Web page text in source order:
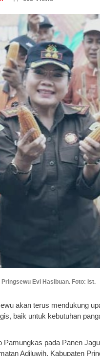
Evi Hasibuan. Foto: Ist.
akan terus mendukung
baik untuk kebutuhan
pada Panen
Adiluwih, Kabupaten